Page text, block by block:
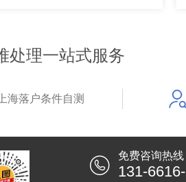
处理一站式服务
上海落户条件自测
免费咨询热线
131-